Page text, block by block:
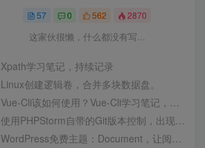
57 0 562 2870
这家伙很懒，什么都没有写...
Xpath学习笔记，持续记录
Linux创建逻辑卷，合并多块数据盘。
Vue-Cli该如何使用？Vue-Cli学习笔记，持续记录
使用PHPStorm自带的Git版本控制，出现Git.exe占用内存过高
WordPress免费主题：Document，让阅读变得更加方便